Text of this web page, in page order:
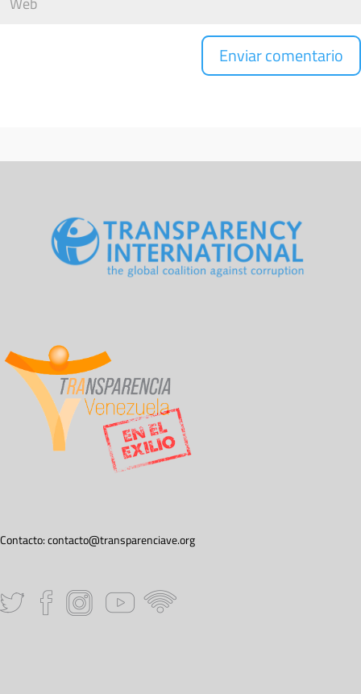
Contacto:contacto@transparenciave.org